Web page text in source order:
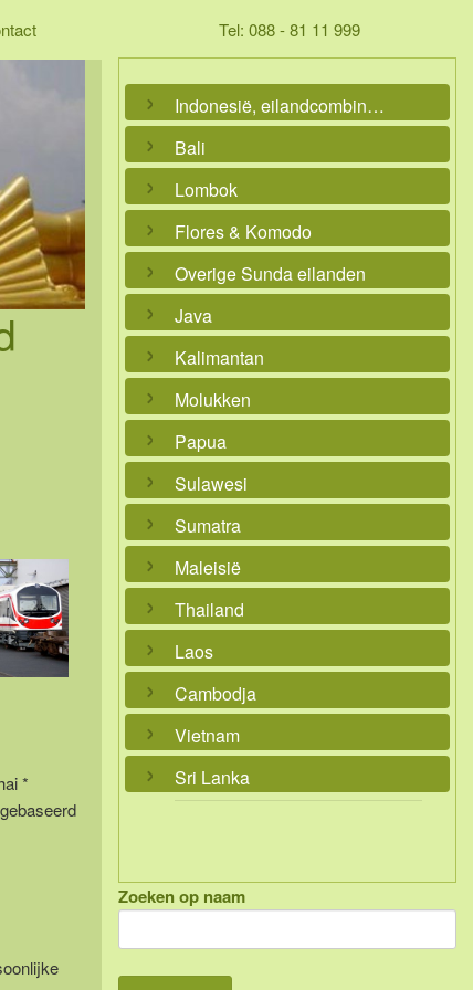
Tel: 088 - 81 11 999
*
Indonesië, eilandcombinaties
Bali
Lombok
Flores & Komodo
Overige Sunda eilanden
Java
Kalimantan
Molukken
Papua
Sulawesi
Sumatra
Maleisië
Thailand
Laos
Cambodja
Vietnam
Sri Lanka
Zoeken op naam